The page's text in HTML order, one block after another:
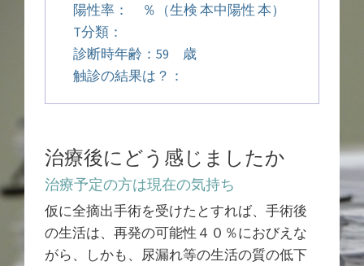
陽性率： ％（生検 本中陽性 本）
T分類：
診断時年齢：59 歳
触診の結果は？：
治療後にどう感じましたか
治療予定の方は現在の気持ち
仮に全摘出手術を受けたとすれば、手術後
の生活は、再発の可能性４０％におびえな
がら、しかも、尿漏れ等の生活の質の低下